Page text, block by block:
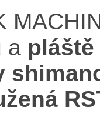
a pláště